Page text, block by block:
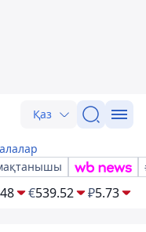
Қаз
€539.52 ₽5.73